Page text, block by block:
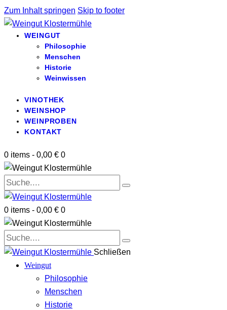
Zum Inhalt springen Skip to footer
WEINGUT
Philosophie
Menschen
Historie
Weinwissen
VINOTHEK
WEINSHOP
WEINPROBEN
KONTAKT
0 items - 0,00 € 0
0 items - 0,00 € 0
Schließen
Weingut
Philosophie
Menschen
Historie